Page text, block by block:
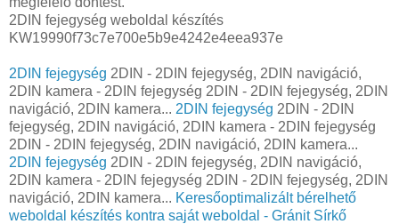
2DIN fejegység weboldal készítés
KW19990f73c7e700e5b9e4242e4eea937e
2DIN fejegység 2DIN - 2DIN fejegység, 2DIN navigáció,
2DIN kamera - 2DIN fejegység 2DIN - 2DIN fejegység, 2DIN
navigáció, 2DIN kamera... 2DIN fejegység 2DIN - 2DIN
fejegység, 2DIN navigáció, 2DIN kamera - 2DIN fejegység
2DIN - 2DIN fejegység, 2DIN navigáció, 2DIN kamera...
2DIN fejegység 2DIN - 2DIN fejegység, 2DIN navigáció,
2DIN kamera - 2DIN fejegység 2DIN - 2DIN fejegység, 2DIN
navigáció, 2DIN kamera... Keresőoptimalizált bérelhető
weboldal készítés kontra saját weboldal - Gránit Sírkő